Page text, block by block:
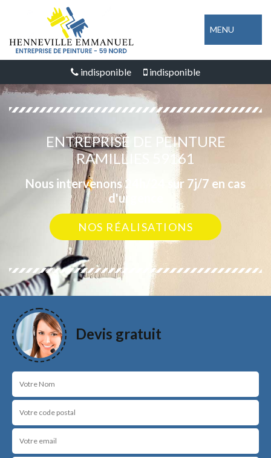
MENU
indisponible indisponible
ENTREPRISE DE PEINTURE
RAMILLIES 59161
Nous intervenons 24h/24 sur 7j/7 en cas
d'urgence
NOS RÉALISATIONS
Devis gratuit